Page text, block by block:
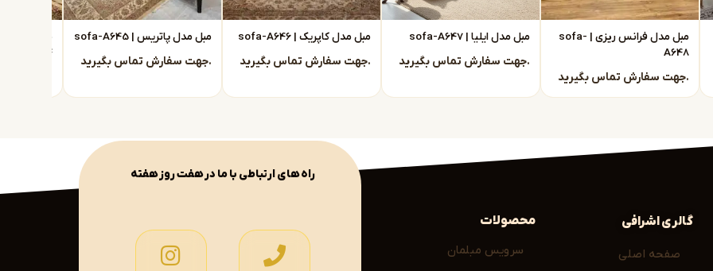
فروش راحت است.
بررسی کنید، از جمله:
دکوراسیون داخلی شما هماهنگ می‌شوند.
مبل مدل فرانس ریزی | sofa-
A648
جهت سفارش تماس بگیرید.
مبل مدل ایلیا | sofa-A647
جهت سفارش تماس بگیرید.
مبل مدل کاپریک | sofa-A646
جهت سفارش تماس بگیرید.
مبل مدل پاتریس | sofa-A645
جهت سفارش تماس بگیرید.
A644
گالری اشرافی محصولات
صفحه اصلی سرویس مبلمان
راه های ارتباطی با ما در هفت روز هفته